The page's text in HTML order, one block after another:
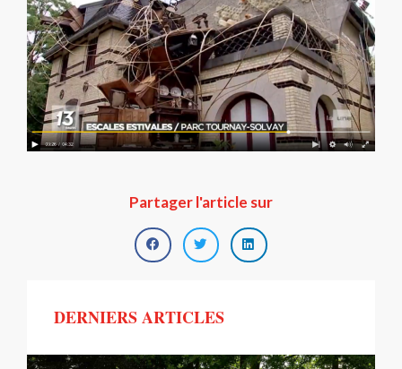
Partager l'article sur
DERNIERS ARTICLES